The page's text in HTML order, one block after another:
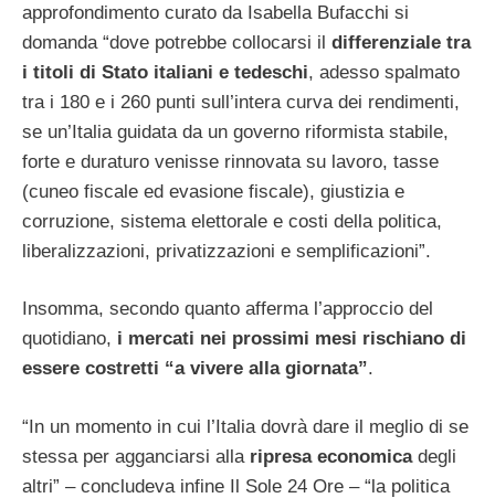
approfondimento curato da Isabella Bufacchi si
domanda “dove potrebbe collocarsi il differenziale tra
i titoli di Stato italiani e tedeschi, adesso spalmato
tra i 180 e i 260 punti sull’intera curva dei rendimenti,
se un’Italia guidata da un governo riformista stabile,
forte e duraturo venisse rinnovata su lavoro, tasse
(cuneo fiscale ed evasione fiscale), giustizia e
corruzione, sistema elettorale e costi della politica,
liberalizzazioni, privatizzazioni e semplificazioni”.
Insomma, secondo quanto afferma l’approccio del
quotidiano, i mercati nei prossimi mesi rischiano di
essere costretti “a vivere alla giornata”.
“In un momento in cui l’Italia dovrà dare il meglio di se
stessa per agganciarsi alla ripresa economicadegli
altri” – concludeva infine Il Sole 24 Ore – “la politica